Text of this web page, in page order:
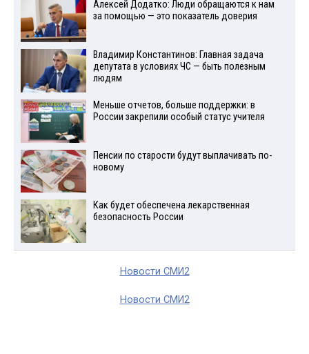
Алексей Додатко: Люди обращаются к нам
за помощью — это показатель доверия
Владимир Константинов: Главная задача
депутата в условиях ЧС — быть полезным
людям
Меньше отчетов, больше поддержки: в
России закрепили особый статус учителя
Пенсии по старости будут выплачивать по-
новому
Как будет обеспечена лекарственная
безопасность России
Новости СМИ2
Новости СМИ2